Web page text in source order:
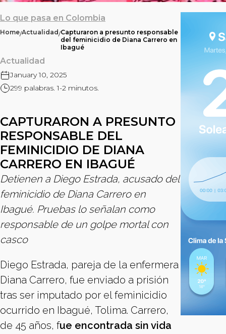
Lo que pasa en Colombia
Home/Actualidad/Capturaron a presunto responsable
del feminicidio de Diana Carrero en
Ibagué
Actualidad
January 10, 2025
299 palabras. 1-2 minutos.
CAPTURARON A PRESUNTO
RESPONSABLE DEL
FEMINICIDIO DE DIANA
CARRERO EN IBAGUÉ
Detienen a Diego Estrada, acusado del
feminicidio de Diana Carrero en
Ibagué. Pruebas lo señalan como
responsable de un golpe mortal con
casco
Diego Estrada, pareja de la enfermera
Diana Carrero, fue enviado a prisión
tras ser imputado por el feminicidio
ocurrido en Ibagué, Tolima. Carrero,
de 45 años, fue encontrada sin vida